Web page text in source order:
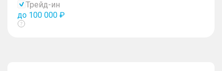
Трейд-ин
до 100 000 ₽
Показать